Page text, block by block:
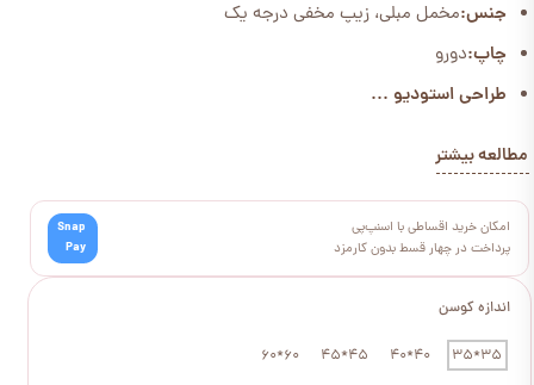
اندازه کوسن
35*35
40*40
45*45
60*60
جنس:مخمل مبلی، زیپ مخفی درجه یک
چاپ:دورو
طراحی استودیو ...
مطالعه بیشتر
امکان خرید اقساطی با اسنپ‌پی
پرداخت در چهار قسط بدون کارمزد
Snap
Pay